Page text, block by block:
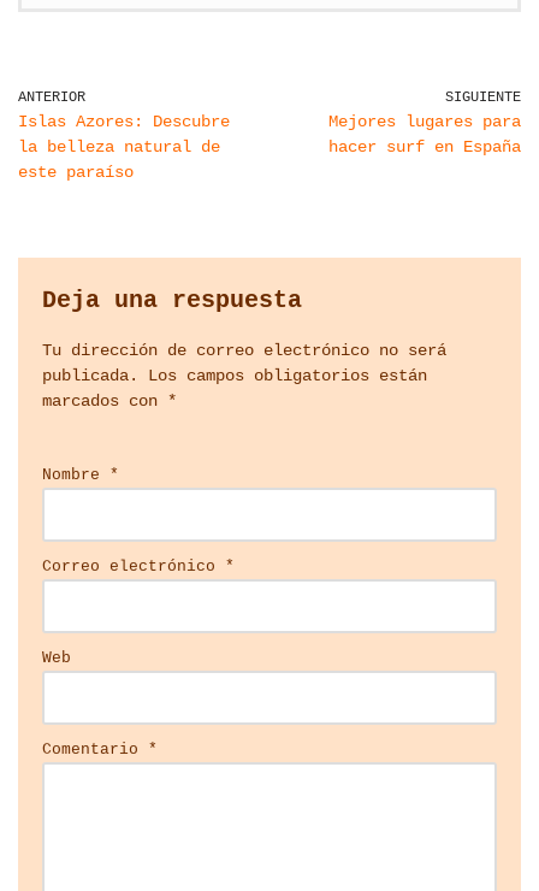
ANTERIOR
Islas Azores: Descubre
la belleza natural de
este paraíso
SIGUIENTE
Mejores lugares para
hacer surf en España
Deja una respuesta
Tu dirección de correo electrónico no será
publicada.
Los campos obligatorios están
marcados con *
Nombre *
Correo electrónico *
Web
Comentario *